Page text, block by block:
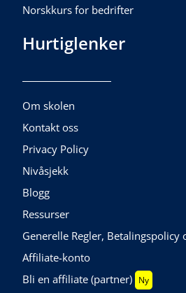
Norskkurs for bedrifter
Hurtiglenker
Om skolen
Kontakt oss
Privacy Policy
Nivåsjekk
Blogg
Ressurser
Generelle Regler,
Affiliate-konto
Bli en affiliate (partner) Ny